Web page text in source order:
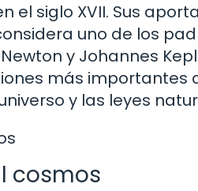
el siglo XVII. Sus
uno de los
y Johannes
más importantes
y las leyes
cosmos